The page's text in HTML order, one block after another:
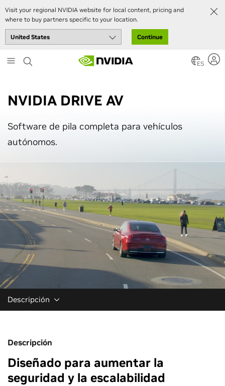
Visit your regional NVIDIA website for local content, pricing and
where to buy partners specific to your location.
Continue
to
ES
NVIDIA DRIVE AV
Software de pila completa para vehículos
autónomos.
Descripción
Descripción
Diseñado para aumentar la
seguridad y la escalabilidad